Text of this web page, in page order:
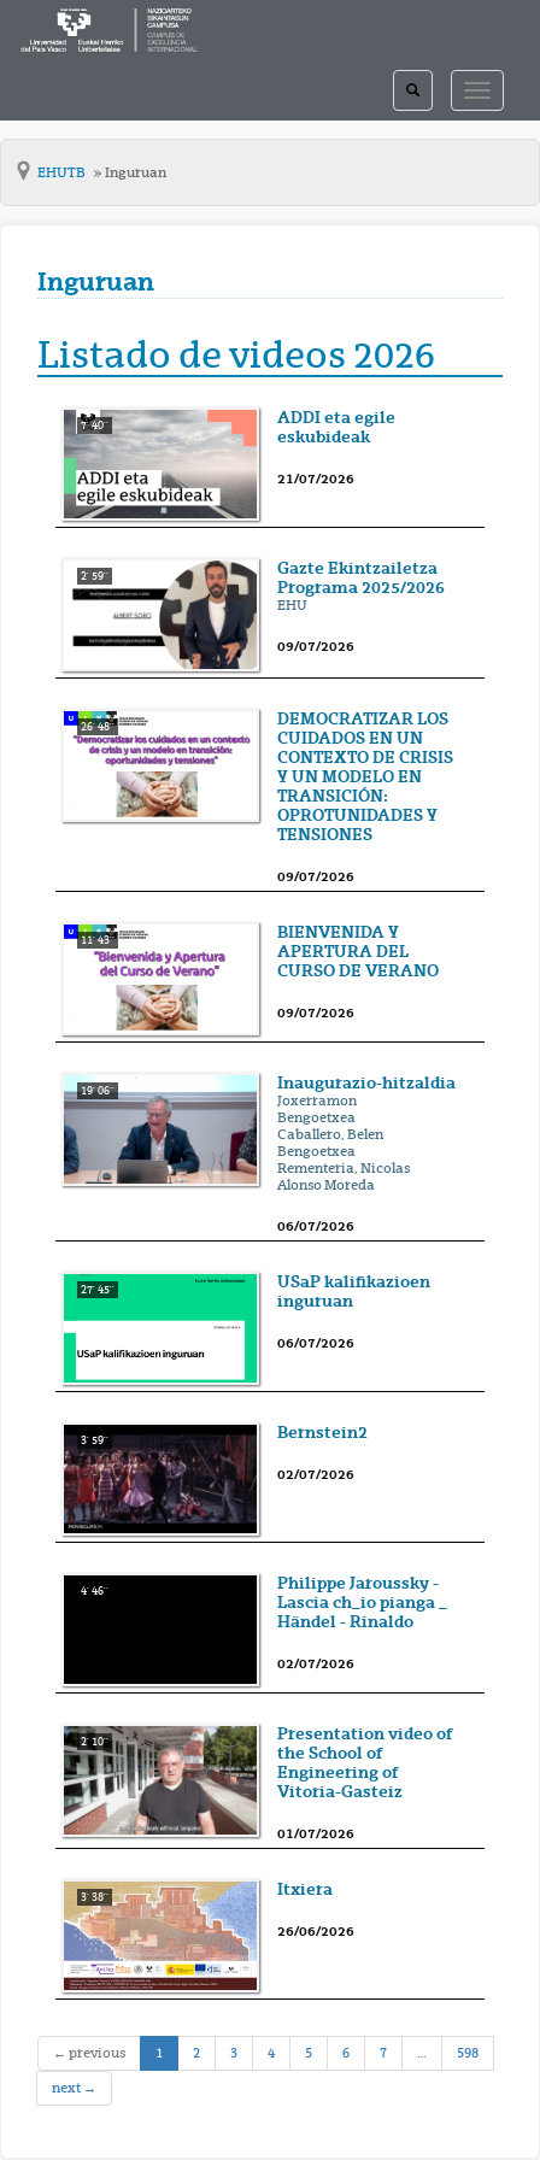
TOGGLE
TOGGLE
SEARCH
EHUTB Inguruan
Inguruan
Listado de videos 2026
7' 40''
ADDI eta egile
eskubideak
21/07/2026
2' 59''
Gazte Ekintzailetza
Programa 2025/2026
EHU
09/07/2026
26' 48''
DEMOCRATIZAR LOS
CUIDADOS EN UN
CONTEXTO DE CRISIS
Y UN MODELO EN
TRANSICIÓN:
OPROTUNIDADES Y
TENSIONES
09/07/2026
11' 43''
BIENVENIDA Y
APERTURA DEL
CURSO DE VERANO
09/07/2026
19' 06'' Inaugurazio-hitzaldia
Joxerramon
Bengoetxea
Caballero, Belen
Bengoetxea
Rementeria, Nicolas
Alonso Moreda
06/07/2026
27' 45''
USaP kalifikazioen
inguruan
06/07/2026
3' 59'' Bernstein2
02/07/2026
4' 46''
Philippe Jaroussky -
Lascia ch_io pianga _
Händel - Rinaldo
02/07/2026
2' 10''
Presentation video of
the School of
Engineering of
Vitoria-Gasteiz
01/07/2026
3' 38'' Itxiera
26/06/2026
← previous 1 (current)
2 3 4 5 6 7 … 598
next →